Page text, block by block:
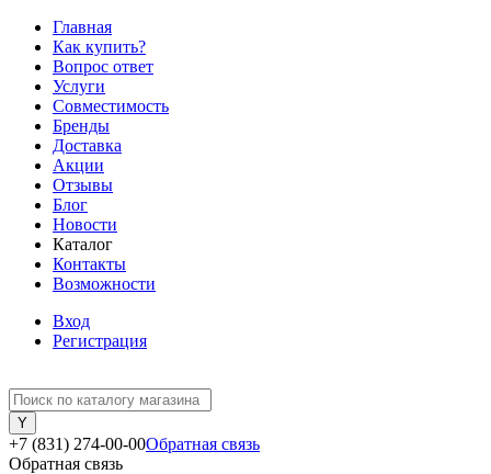
Главная
Как купить?
Вопрос ответ
Услуги
Совместимость
Бренды
Доставка
Акции
Отзывы
Блог
Новости
Каталог
Контакты
Возможности
Вход
Регистрация
+7 (831) 274-00-00Обратная связь
Обратная связь